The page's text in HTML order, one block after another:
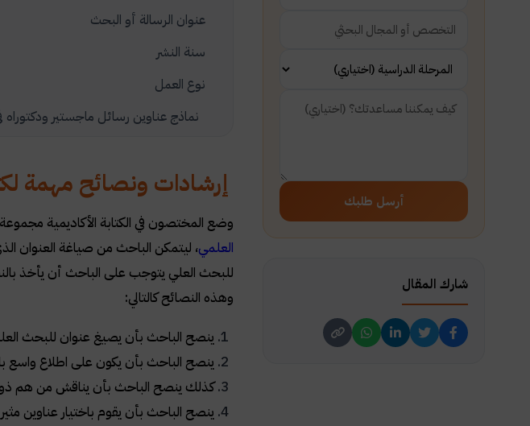
أرسل طلبك
شارك المقال
عنوان الرسالة أو البحث
سنة النشر
نوع العمل
نماذج عناوين رسائل ماجستير ودكتوراه
إرشادات ونصائح مهمة
وضع المختصون في الكتابة الأكاديمية
العلمي، ليتمكن الباحث من صياغة العنوان
للبحث العلي يتوجب على الباحث أن يأخذ
وهذه النصائح كالتالي:
ينصح الباحث بأن يصيغ عنوان للبحث
ينصح الباحث بأن يكون على اطلاع واسع
كذلك ينصح الباحث بأن يناقش من هم ذو
ينصح الباحث بأن يقوم باختيار عناوين